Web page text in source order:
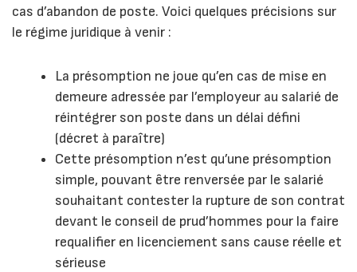
cas d’abandon de poste. Voici quelques précisions sur
le régime juridique à venir :
La présomption ne joue qu’en cas de mise en
demeure adressée par l’employeur au salarié de
réintégrer son poste dans un délai défini
(décret à paraître)
Cette présomption n’est qu’une présomption
simple, pouvant être renversée par le salarié
souhaitant contester la rupture de son contrat
devant le conseil de prud’hommes pour la faire
requalifier en licenciement sans cause réelle et
sérieuse